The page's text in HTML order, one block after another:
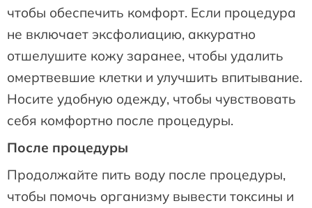
чтобы обеспечить комфорт. Если процедура
не включает эксфолиацию, аккуратно
отшелушите кожу заранее, чтобы удалить
омертвевшие клетки и улучшить впитывание.
Носите удобную одежду, чтобы чувствовать
себя комфортно после процедуры.
После процедуры
Продолжайте пить воду после процедуры,
чтобы помочь организму вывести токсины и